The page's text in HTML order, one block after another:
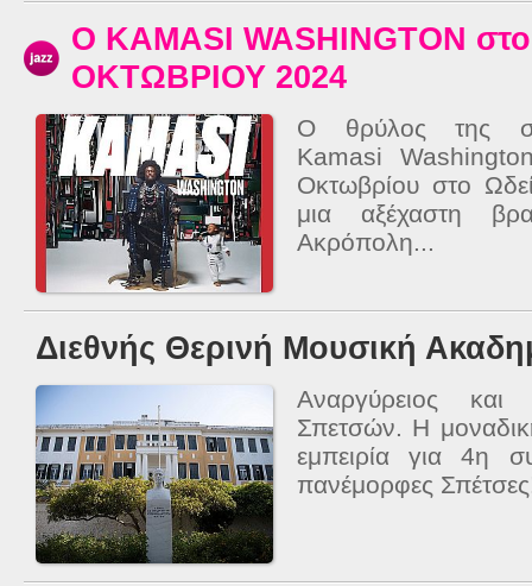
O KAMASI WASHINGTON
ΟΚΤΩΒΡΙΟΥ 2024
Ο θρύλος της
Kamasi
Οκτωβρίου στο
μια αξέχαστη
Ακρόπολη...
Διεθνής Θερινή Μουσική
Αναργύρειος και
Σπετσών. Η
εμπειρία για 4η
πανέμορφες